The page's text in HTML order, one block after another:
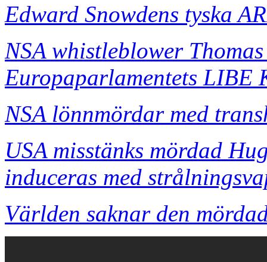
Edward Snowdens tyska
NSA whistleblower
Europaparlamentets LIBE
NSA lönnmördar med
USA misstänks mördad
induceras med
Världen saknar den